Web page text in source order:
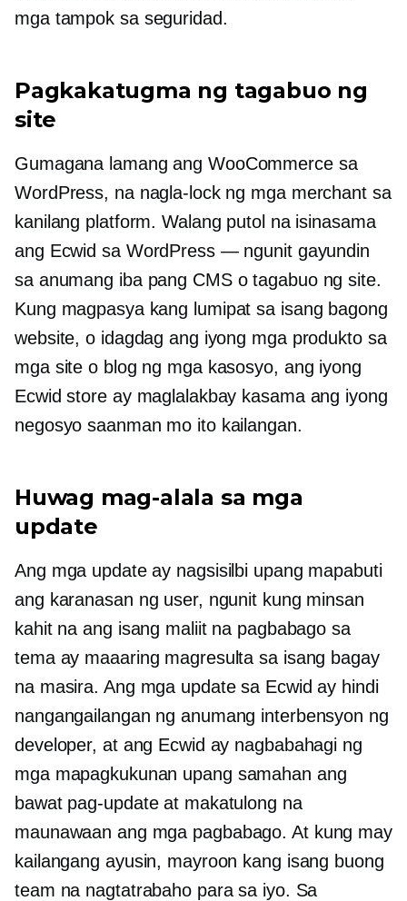
mga tampok sa seguridad.
Pagkakatugma ng tagabuo ng
site
Gumagana lamang ang WooCommerce sa
WordPress, na nagla-lock ng mga merchant sa
kanilang platform. Walang putol na isinasama
ang Ecwid sa WordPress — ngunit gayundin
sa anumang iba pang CMS o tagabuo ng site.
Kung magpasya kang lumipat sa isang bagong
website, o idagdag ang iyong mga produkto sa
mga site o blog ng mga kasosyo, ang iyong
Ecwid store ay maglalakbay kasama ang iyong
negosyo saanman mo ito kailangan.
Huwag mag-alala sa mga
update
Ang mga update ay nagsisilbi upang mapabuti
ang karanasan ng user, ngunit kung minsan
kahit na ang isang maliit na pagbabago sa
tema ay maaaring magresulta sa isang bagay
na masira. Ang mga update sa Ecwid ay hindi
nangangailangan ng anumang interbensyon ng
developer, at ang Ecwid ay nagbabahagi ng
mga mapagkukunan upang samahan ang
bawat pag-update at makatulong na
maunawaan ang mga pagbabago. At kung may
kailangang ayusin, mayroon kang isang buong
team na nagtatrabaho para sa iyo. Sa